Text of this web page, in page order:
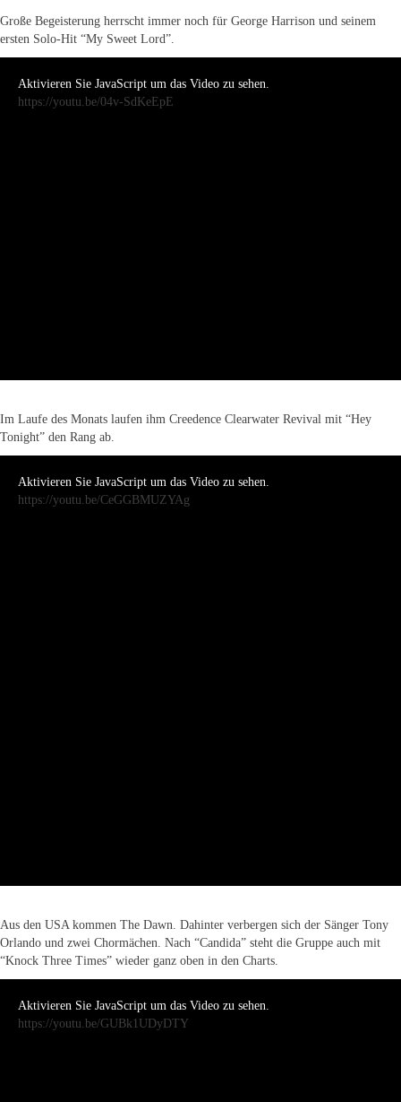
Große Begeisterung herrscht immer noch für George Harrison und seinem
ersten Solo-Hit “My Sweet Lord”.
Aktivieren Sie JavaScript um das Video zu sehen.
https://youtu.be/04v-SdKeEpE
Im Laufe des Monats laufen ihm Creedence Clearwater Revival mit “Hey
Tonight” den Rang ab.
Aktivieren Sie JavaScript um das Video zu sehen.
https://youtu.be/CeGGBMUZYAg
Aus den USA kommen The Dawn. Dahinter verbergen sich der Sänger Tony
Orlando und zwei Chormächen. Nach “Candida” steht die Gruppe auch mit
“Knock Three Times” wieder ganz oben in den Charts.
Aktivieren Sie JavaScript um das Video zu sehen.
https://youtu.be/GUBk1UDyDTY